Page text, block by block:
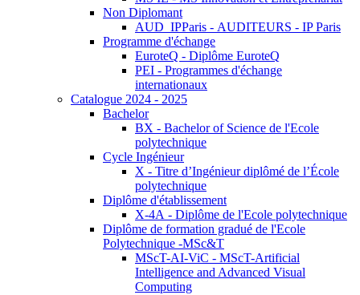
Non Diplomant
AUD_IPParis - AUDITEURS - IP Paris
Programme d'échange
EuroteQ - Diplôme EuroteQ
PEI - Programmes d'échange
internationaux
Catalogue 2024 - 2025
Bachelor
BX - Bachelor of Science de l'Ecole
polytechnique
Cycle Ingénieur
X - Titre d’Ingénieur diplômé de l’École
polytechnique
Diplôme d'établissement
X-4A - Diplôme de l'Ecole polytechnique
Diplôme de formation gradué de l'Ecole
Polytechnique -MSc&T
MScT-AI-ViC - MScT-Artificial
Intelligence and Advanced Visual
Computing